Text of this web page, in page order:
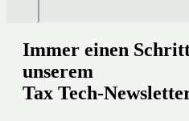
Immer einen
unserem
Tax Tech-